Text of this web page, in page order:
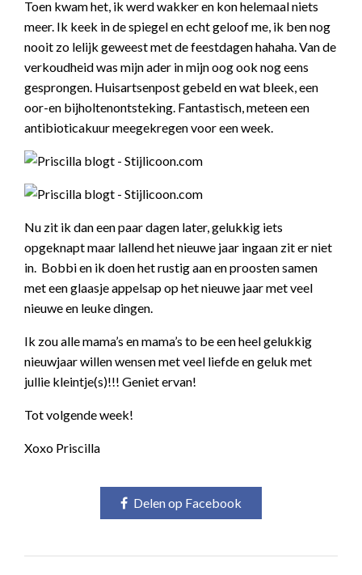
Toen kwam het, ik werd wakker en kon helemaal niets
meer. Ik keek in de spiegel en echt geloof me, ik ben nog
nooit zo lelijk geweest met de feestdagen hahaha. Van de
verkoudheid was mijn ader in mijn oog ook nog eens
gesprongen. Huisartsenpost gebeld en wat bleek, een
oor-en bijholtenontsteking. Fantastisch, meteen een
antibioticakuur meegekregen voor een week.
Nu zit ik dan een paar dagen later, gelukkig iets
opgeknapt maar lallend het nieuwe jaar ingaan zit er niet
in. Bobbi en ik doen het rustig aan en proosten samen
met een glaasje appelsap op het nieuwe jaar met veel
nieuwe en leuke dingen.
Ik zou alle mama’s en mama’s to be een heel gelukkig
nieuwjaar willen wensen met veel liefde en geluk met
jullie kleintje(s)!!! Geniet ervan!
Tot volgende week!
Xoxo Priscilla
Delen op Facebook